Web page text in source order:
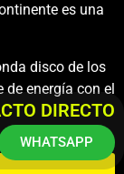
es una
disco de los
energía con el
DIRECTO
WHATSAPP